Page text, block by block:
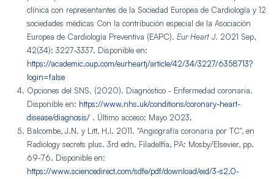
clínica con representantes de la Sociedad Europea de Cardiología y 12
sociedades médicas Con la contribución especial de la Asociación
Europea de Cardiología Preventiva (EAPC). Eur Heart J. 2021 Sep,
42(34): 3227-3337. Disponible en:
https://academic.oup.com/eurheartj/article/42/34/3227/6358713?
login=false
Opciones del SNS. (2020). Diagnóstico - Enfermedad coronaria.
Disponible en: https://www.nhs.uk/conditions/coronary-heart-
disease/diagnosis/ . Último acceso: Mayo 2023.
Balcombe, J.N. y Litt, H.I. 2011. "Angiografía coronaria por TC", en
Radiology secrets plus. 3rd edn. Filadelfia, PA: Mosby/Elsevier, pp.
69-76. Disponible en:
https://www.sciencedirect.com/sdfe/pdf/download/eid/3-s2.0-